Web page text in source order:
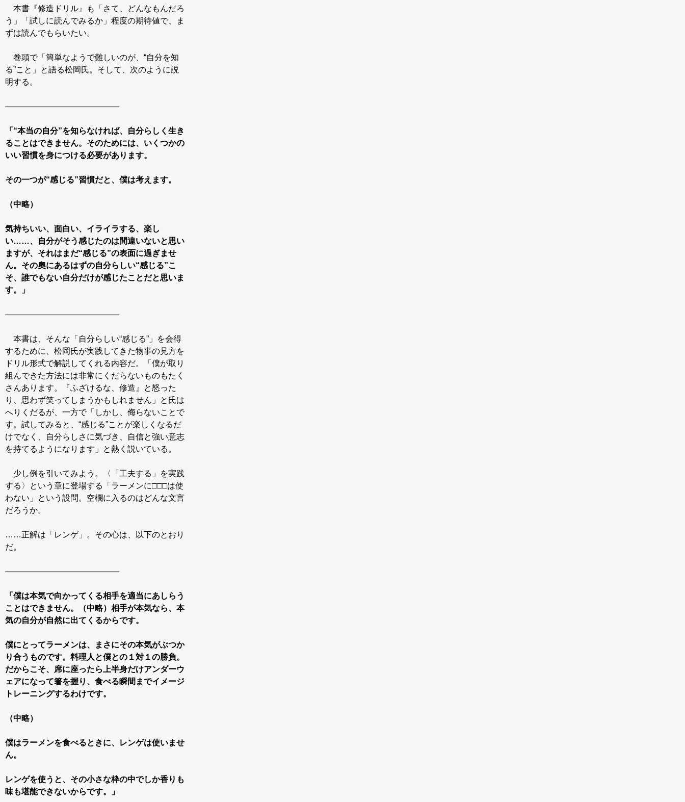
本書『修造ドリル』も「さて、どんなもんだろ
う」「試しに読んでみるか」程度の期待値で、ま
ずは読んでもらいたい。
巻頭で「簡単なようで難しいのが、“自分を知
る”こと」と語る松岡氏。そして、次のように説
明する。
――――――――――――――
「“本当の自分”を知らなければ、自分らしく生き
ることはできません。そのためには、いくつかの
いい習慣を身につける必要があります。
その一つが“感じる”習慣だと、僕は考えます。
（中略）
気持ちいい、面白い、イライラする、楽し
い……、自分がそう感じたのは間違いないと思い
ますが、それはまだ“感じる”の表面に過ぎませ
ん。その奧にあるはずの自分らしい“感じる”こ
そ、誰でもない自分だけが感じたことだと思いま
す。」
――――――――――――――
本書は、そんな「自分らしい“感じる”」を会得
するために、松岡氏が実践してきた物事の見方を
ドリル形式で解説してくれる内容だ。「僕が取り
組んできた方法には非常にくだらないものもたく
さんあります。『ふざけるな、修造』と怒った
り、思わず笑ってしまうかもしれません」と氏は
へりくだるが、一方で「しかし、侮らないことで
す。試してみると、“感じる”ことが楽しくなるだ
けでなく、自分らしさに気づき、自信と強い意志
を持てるようになります」と熱く説いている。
少し例を引いてみよう。〈「工夫する」を実践
する〉という章に登場する「ラーメンに□□□は使
わない」という設問。空欄に入るのはどんな文言
だろうか。
……正解は「レンゲ」。その心は、以下のとおり
だ。
――――――――――――――
「僕は本気で向かってくる相手を適当にあしらう
ことはできません。（中略）相手が本気なら、本
気の自分が自然に出てくるからです。
僕にとってラーメンは、まさにその本気がぶつか
り合うものです。料理人と僕との１対１の勝負。
だからこそ、席に座ったら上半身だけアンダーウ
ェアになって箸を握り、食べる瞬間までイメージ
トレーニングするわけです。
（中略）
僕はラーメンを食べるときに、レンゲは使いませ
ん。
レンゲを使うと、その小さな枠の中でしか香りも
味も堪能できないからです。」